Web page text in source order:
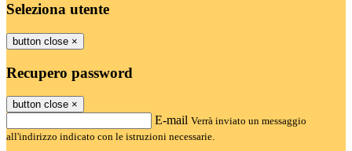
Seleziona utente
button close ×
Recupero password
button close ×
E-mail Verrà inviato un messaggio
all'indirizzo indicato con le istruzioni necessarie.